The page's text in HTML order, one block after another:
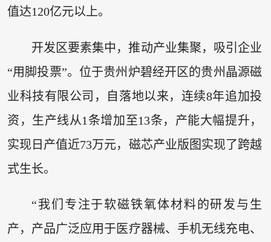
值达120亿元以上。
开发区要素集中，推动产业集聚，吸引企业
“用脚投票”。位于贵州炉碧经开区的贵州晶源磁
业科技有限公司，自落地以来，连续8年追加投
资，生产线从1条增加至13条，产能大幅提升，
实现日产值近73万元，磁芯产业版图实现了跨越
式生长。
“我们专注于软磁铁氧体材料的研发与生
产，产品广泛应用于医疗器械、手机无线充电、